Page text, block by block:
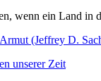
wenn ein Land in
(Jeffrey D.
unserer Zeit